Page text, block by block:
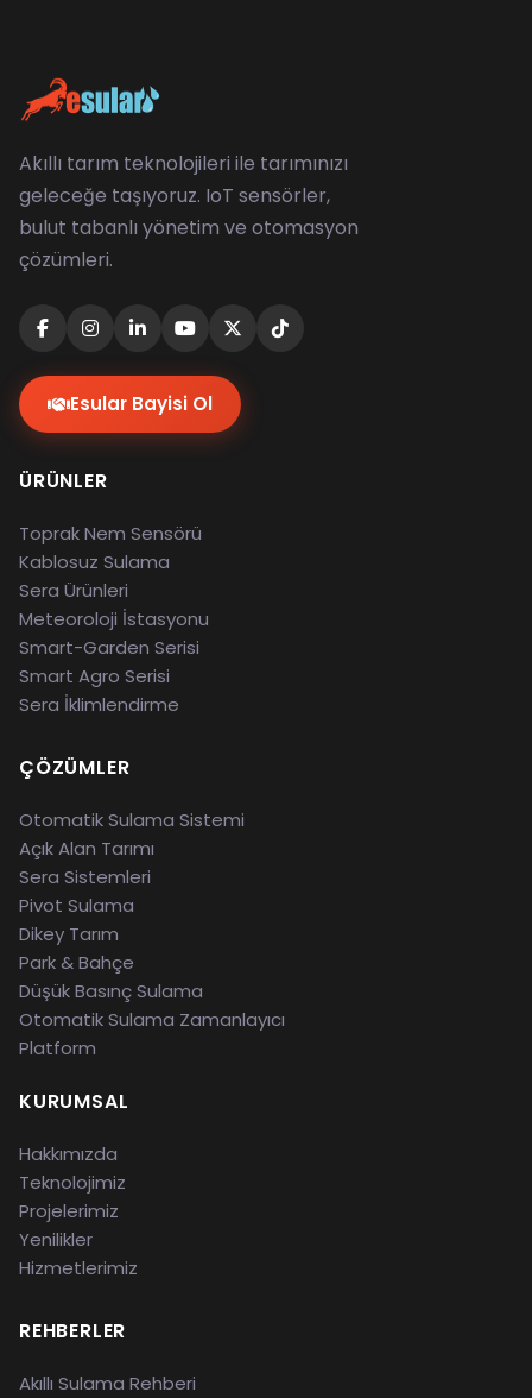
Akıllı tarım teknolojileri ile tarımınızı
geleceğe taşıyoruz. IoT sensörler,
bulut tabanlı yönetim ve otomasyon
çözümleri.
Esular Bayisi Ol
ÜRÜNLER
Toprak Nem Sensörü
Kablosuz Sulama
Sera Ürünleri
Meteoroloji İstasyonu
Smart-Garden Serisi
Smart Agro Serisi
Sera İklimlendirme
ÇÖZÜMLER
Otomatik Sulama Sistemi
Açık Alan Tarımı
Sera Sistemleri
Pivot Sulama
Dikey Tarım
Park & Bahçe
Düşük Basınç Sulama
Otomatik Sulama Zamanlayıcı
Platform
KURUMSAL
Hakkımızda
Teknolojimiz
Projelerimiz
Yenilikler
Hizmetlerimiz
REHBERLER
Akıllı Sulama Rehberi